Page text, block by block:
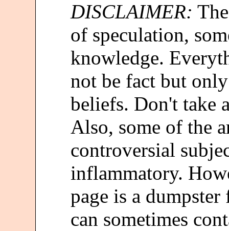
DISCLAIMER:
of speculation,
knowledge.
not be fact but
beliefs. Don't take
Also, some of the
controversial
inflammatory.
page is a
can sometimes